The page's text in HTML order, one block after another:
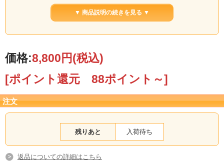
▼ 商品説明の続きを見る ▼
価格:8,800円(税込)
[ポイント還元 88ポイント～]
注文
残りあと 入荷待ち
返品についての詳細はこちら